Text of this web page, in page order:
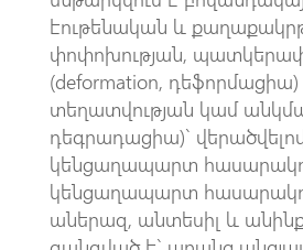
էութենական և
փոփոխության,
(deformation,
տեղատվության կամ
դեգրադացիա)`
կենցաղապարտ
կենցաղապարտ
աներազ, անտեսիլ և